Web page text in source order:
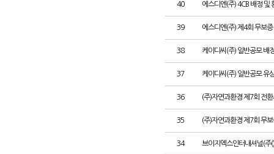
40 에스디엔(주) 4CB 배정 및
39 에스디엔(주) 제4회 무보
38 케이디씨(주) 일반공모 배
37 케이디씨(주) 일반공모 유
36 (주)자연과환경 제7회 전
35 (주)자연과환경 제7회 무
34 브이지엑스인터내셔널(주